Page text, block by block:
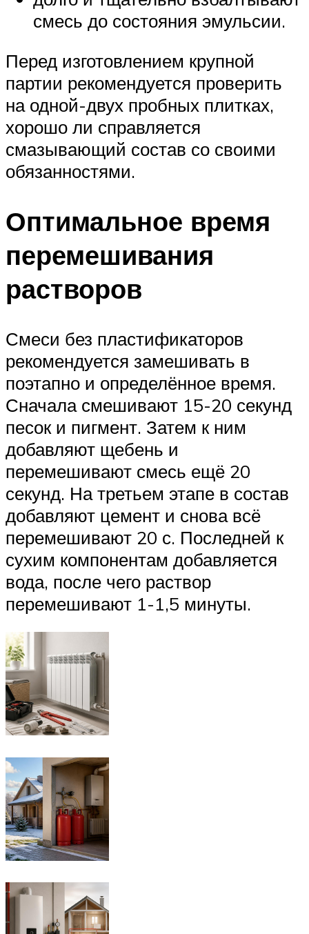
смесь до состояния эмульсии.
Перед изготовлением крупной
партии рекомендуется проверить
на одной-двух пробных плитках,
хорошо ли справляется
смазывающий состав со своими
обязанностями.
Оптимальное время
перемешивания
растворов
Смеси без пластификаторов
рекомендуется замешивать в
поэтапно и определённое время.
Сначала смешивают 15-20 секунд
песок и пигмент. Затем к ним
добавляют щебень и
перемешивают смесь ещё 20
секунд. На третьем этапе в состав
добавляют цемент и снова всё
перемешивают 20 с. Последней к
сухим компонентам добавляется
вода, после чего раствор
перемешивают 1-1,5 минуты.